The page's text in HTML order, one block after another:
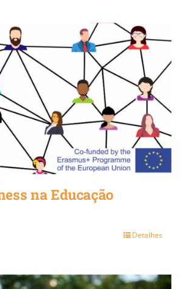
70,00€
na Educação
Detalhes